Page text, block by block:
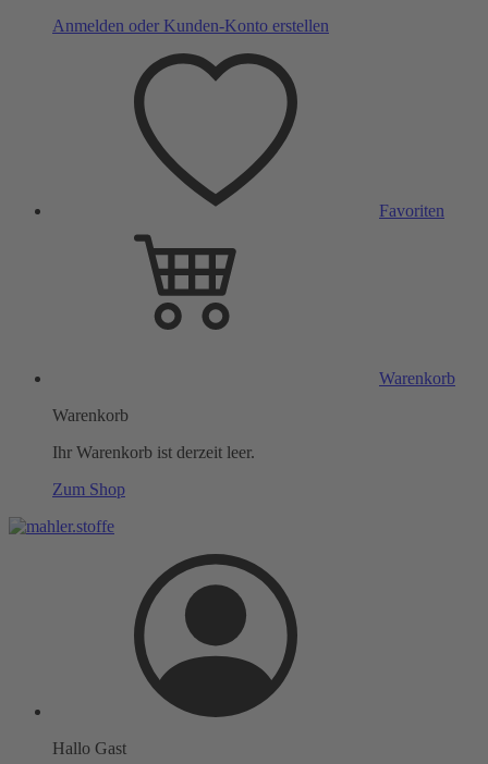
Anmelden oder Kunden-Konto erstellen
Favoriten
Warenkorb
Warenkorb
Ihr Warenkorb ist derzeit leer.
Zum Shop
Hallo Gast